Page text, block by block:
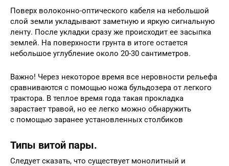
Поверх волоконно-оптического кабеля на небольшой
слой земли укладывают заметную и яркую сигнальную
ленту. После укладки сразу же происходит ее засыпка
землей. На поверхности грунта в итоге остается
небольшое углубление около 20-30 сантиметров.
Важно! Через некоторое время все неровности рельефа
сравниваются с помощью ножа бульдозера от легкого
трактора. В теплое время года такая прокладка
зарастает травой, но ее легко можно обнаружить
с помощью заранее установленных столбиков
Типы витой пары.
Следует сказать, что существует монолитный и